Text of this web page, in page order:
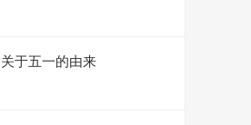
关于五一的由来